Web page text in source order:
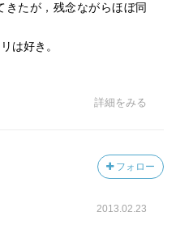
きたが，残念ながらほぼ同
は好き。
詳細をみる
フォロー
2013.02.23